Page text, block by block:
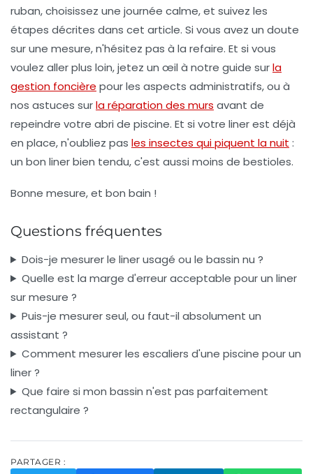
ruban, choisissez une journée calme, et suivez les
étapes décrites dans cet article. Si vous avez un doute
sur une mesure, n'hésitez pas à la refaire. Et si vous
voulez aller plus loin, jetez un œil à notre guide surla
gestion foncière pour les aspects administratifs, ou à
nos astuces surla réparation des murs avant de
repeindre votre abri de piscine. Et si votre liner est déjà
en place, n'oubliez pas les insectes qui piquent la nuit :
un bon liner bien tendu, c'est aussi moins de bestioles.
Bonne mesure, et bon bain !
Questions fréquentes
Dois-je mesurer le liner usagé ou le bassin nu ?
Quelle est la marge d'erreur acceptable pour un liner
sur mesure ?
Puis-je mesurer seul, ou faut-il absolument un
assistant ?
Comment mesurer les escaliers d'une piscine pour un
liner ?
Que faire si mon bassin n'est pas parfaitement
rectangulaire ?
PARTAGER :